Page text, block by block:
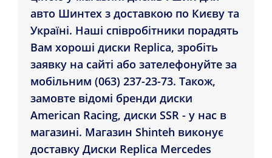
авто Шинтех з доставкою по Києву та
Україні. Наші співробітники порадять
Вам хороші диски Replica, зробіть
заявку на сайті або зателефонуйте за
мобільним (063) 237-23-73. Також,
замовте відомі бренди диски
American Racing, диски SSR - у нас в
магазині. Магазин Shinteh виконує
доставку Диски Replica Mercedes